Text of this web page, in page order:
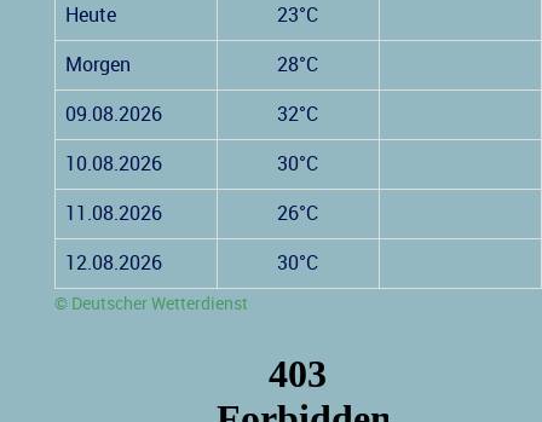
Heute
23°C
Morgen 28°C
09.08.2026 32°C
10.08.2026 30°C
11.08.2026 26°C
12.08.2026 30°C
© Deutscher Wetterdienst